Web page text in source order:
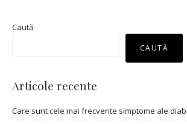
Caută
CAUTĂ
Articole recente
Care sunt cele mai frecvente simptome ale